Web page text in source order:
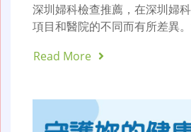
深圳婦科檢查推薦，在深圳婦
項目和醫院的不同而有所差異
Read More